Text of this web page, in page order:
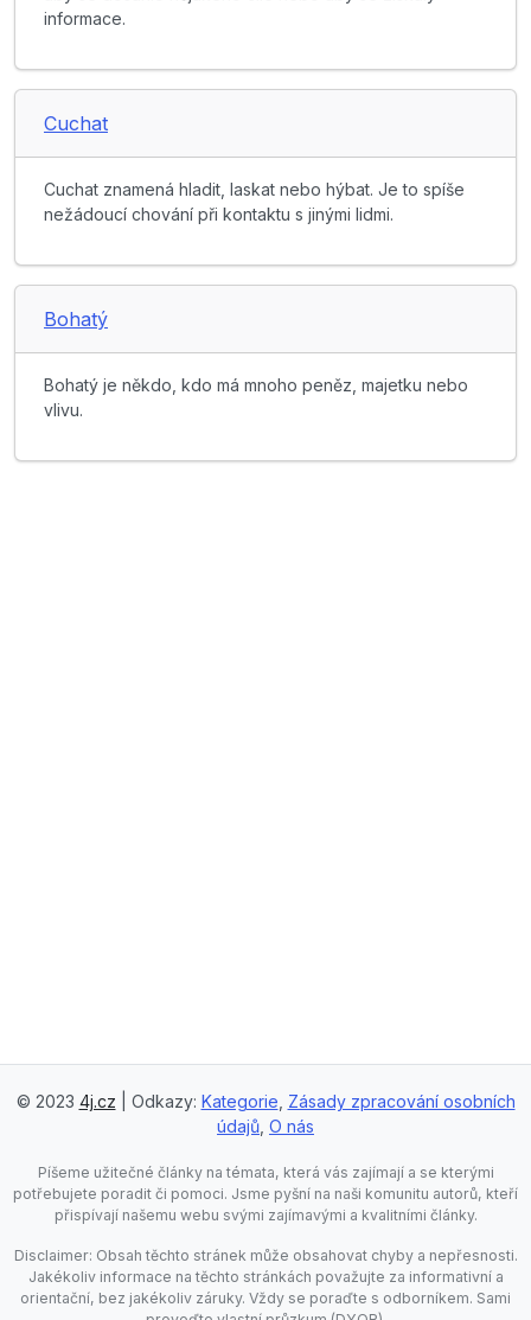
informace.
Cuchat
Cuchat znamená hladit, laskat nebo hýbat. Je to spíše
nežádoucí chování při kontaktu s jinými lidmi.
Bohatý
Bohatý je někdo, kdo má mnoho peněz, majetku nebo
vlivu.
© 2023 4j.cz | Odkazy: Kategorie Zásady zpracování osobních
údajů O nás
Píšeme užitečné články na témata, která vás zajímají a se kterými
potřebujete poradit či pomoci. Jsme pyšní na naši komunitu autorů, kteří
přispívají našemu webu svými zajímavými a kvalitními články.
Disclaimer: Obsah těchto stránek může obsahovat chyby a nepřesnosti.
Jakékoliv informace na těchto stránkách považujte za informativní a
orientační, bez jakékoliv záruky. Vždy se poraďte s odborníkem. Sami